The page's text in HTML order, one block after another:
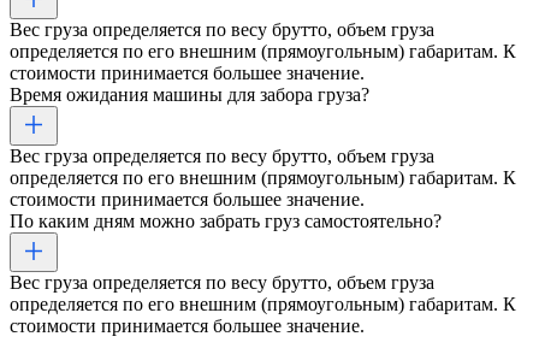
Вес груза определяется по весу брутто, объем груза
определяется по его внешним (прямоугольным) габаритам. К
стоимости принимается большее значение.
Время ожидания машины для забора груза?
Вес груза определяется по весу брутто, объем груза
определяется по его внешним (прямоугольным) габаритам. К
стоимости принимается большее значение.
По каким дням можно забрать груз самостоятельно?
Вес груза определяется по весу брутто, объем груза
определяется по его внешним (прямоугольным) габаритам. К
стоимости принимается большее значение.